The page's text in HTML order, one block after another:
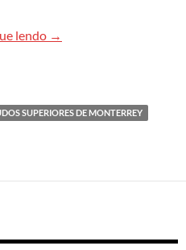
lendo DistritoTec alia agenda
→
SUPERIORES DE MONTERREY